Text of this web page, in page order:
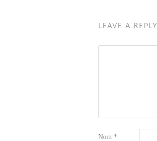
LEAVE A REPLY
Nom *